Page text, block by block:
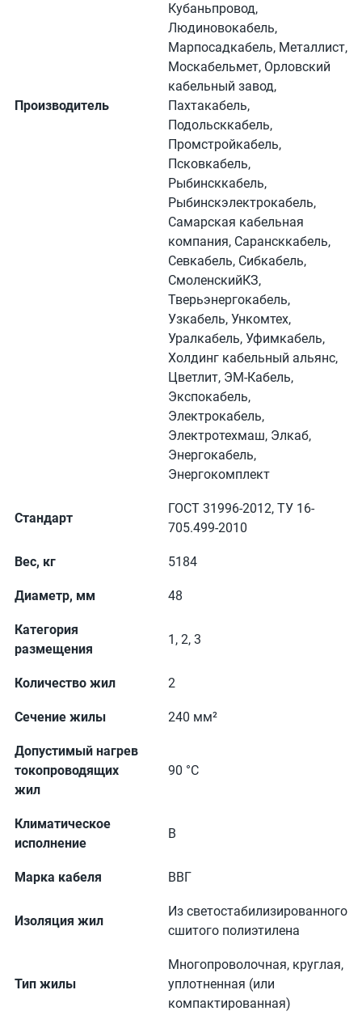
Производитель
Кубаньпровод,
Людиновокабель,
Марпосадкабель, Металлист,
Москабельмет, Орловский
кабельный завод,
Пахтакабель,
Подольсккабель,
Промстройкабель,
Псковкабель,
Рыбинсккабель,
Рыбинскэлектрокабель,
Самарская кабельная
компания, Сарансккабель,
Севкабель, Сибкабель,
СмоленскийКЗ,
Тверьэнергокабель,
Узкабель, Ункомтех,
Уралкабель, Уфимкабель,
Холдинг кабельный альянс,
Цветлит, ЭМ-Кабель,
Экспокабель,
Электрокабель,
Электротехмаш, Элкаб,
Энергокабель,
Энергокомплект
Стандарт
ГОСТ 31996-2012, ТУ 16-
705.499-2010
Вес, кг 5184
Диаметр, мм 48
Категория
размещения
1, 2, 3
Количество жил 2
Сечение жилы 240 мм²
Допустимый нагрев
токопроводящих
жил
90 °С
Климатическое
исполнение
В
Марка кабеля ВВГ
Изоляция жил
Из светостабилизированного
сшитого полиэтилена
Тип жилы
Многопроволочная, круглая,
уплотненная (или
компактированная)